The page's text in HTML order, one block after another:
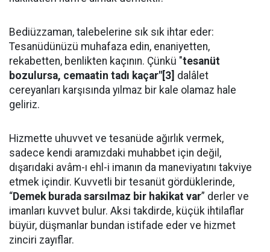
Bediüzzaman, talebelerine sık sık ihtar eder:
Tesanüdünüzü muhafaza edin, enaniyetten,
rekabetten, benlikten kaçının. Çünkü "tesanüt
bozulursa, cemaatin tadı kaçar"[3] dalâlet
cereyanları karşısında yılmaz bir kale olamaz hale
geliriz.
Hizmette uhuvvet ve tesanüde ağırlık vermek,
sadece kendi aramızdaki muhabbet için değil,
dışarıdaki avâm-ı ehl-i imanın da maneviyatını takviye
etmek içindir. Kuvvetli bir tesanüt gördüklerinde,
“Demek burada sarsılmaz bir hakikat var” derler ve
imanları kuvvet bulur. Aksi takdirde, küçük ihtilaflar
büyür, düşmanlar bundan istifade eder ve hizmet
zinciri zayıflar.